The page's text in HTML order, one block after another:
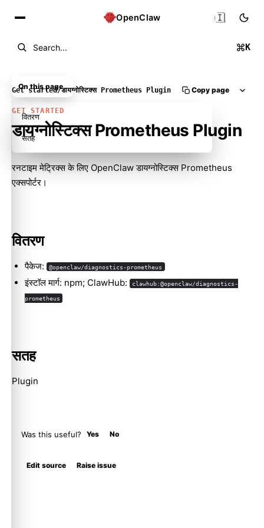
OpenClaw
Search... K
🇮🇳
Get started/डायग्नोस्टिक्स Prometheus Plugin Copy page
GET STARTED
डायग्नोस्टिक्स Prometheus Plugin
रनटाइम मेट्रिक्स के लिए OpenClaw डायग्नोस्टिक्स Prometheus
एक्सपोर्टर।
वितरण
पैकेज: @openclaw/diagnostics-prometheus
इंस्टॉल मार्ग: npm; ClawHub: clawhub:@openclaw/diagnostics-
prometheus
सतह
Plugin
Was this useful? Yes No
Edit source Raise issue
On this page
वितरण
सतह